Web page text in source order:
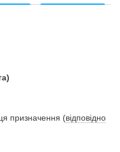
призначення (відповідно